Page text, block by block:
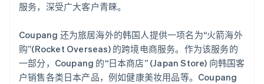
服务，深受广大客户青睐。
Coupang 还为旅居海外的韩国人提供一项名为“火箭海外
购”(Rocket Overseas) 的跨境电商服务。作为该服务的
一部分，Coupang 的“日本商店” (Japan Store) 向韩国客
户销售各类日本产品，例如健康美妆用品等。Coupang